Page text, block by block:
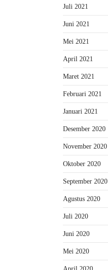
Juli 2021
Juni 2021
Mei 2021
April 2021
Maret 2021
Februari 2021
Januari 2021
Desember 2020
November 2020
Oktober 2020
September 2020
Agustus 2020
Juli 2020
Juni 2020
Mei 2020